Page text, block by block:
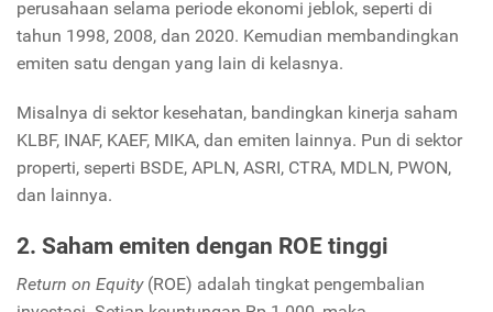
perusahaan selama periode ekonomi jeblok, seperti di
tahun 1998, 2008, dan 2020. Kemudian membandingkan
emiten satu dengan yang lain di kelasnya.
Misalnya di sektor kesehatan, bandingkan kinerja saham
KLBF, INAF, KAEF, MIKA, dan emiten lainnya. Pun di sektor
properti, seperti BSDE, APLN, ASRI, CTRA, MDLN, PWON,
dan lainnya.
2. Saham emiten dengan ROE tinggi
Return on Equity(ROE) adalah tingkat pengembalian